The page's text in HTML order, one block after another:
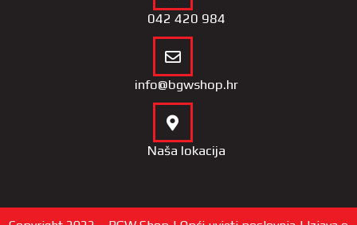
042 420 984
info@bgwshop.hr
Naša lokacija